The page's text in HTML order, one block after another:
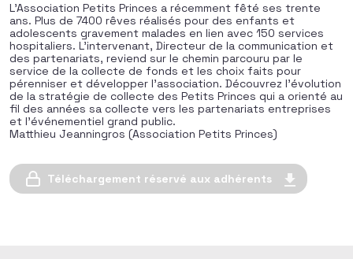
L’Association Petits Princes a récemment fêté ses trente
ans. Plus de 7400 rêves réalisés pour des enfants et
adolescents gravement malades en lien avec 150 services
hospitaliers. L’intervenant, Directeur de la communication et
des partenariats, reviend sur le chemin parcouru par le
service de la collecte de fonds et les choix faits pour
pérenniser et développer l’association. Découvrez l’évolution
de la stratégie de collecte des Petits Princes qui a orienté au
fil des années sa collecte vers les partenariats entreprises
et l’événementiel grand public.
Matthieu Jeanningros (Association Petits Princes)
Téléchargement réservé aux adhérents